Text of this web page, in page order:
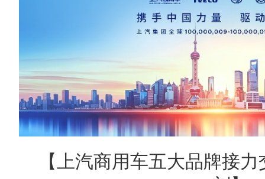
【上汽商用车五大品牌接